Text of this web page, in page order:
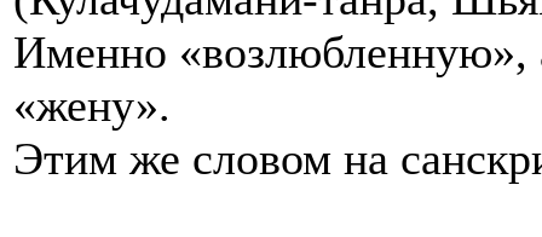
Именно
«жену».
Этим же словом на